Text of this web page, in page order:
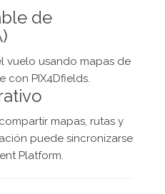
de
vuelo usando mapas de
con PIX4Dfields.
mapas, rutas y
puede sincronizarse
Platform.